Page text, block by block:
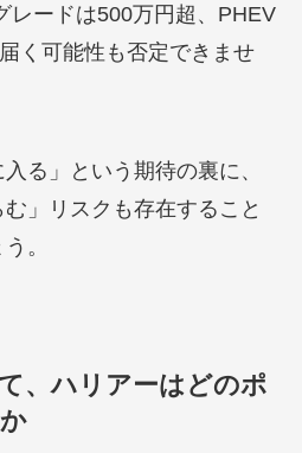
レードは500万円超、PHEV
く可能性も否定できませ
る」という期待の裏に、
む」リスクも存在すること
。
、ハリアーはどのポ